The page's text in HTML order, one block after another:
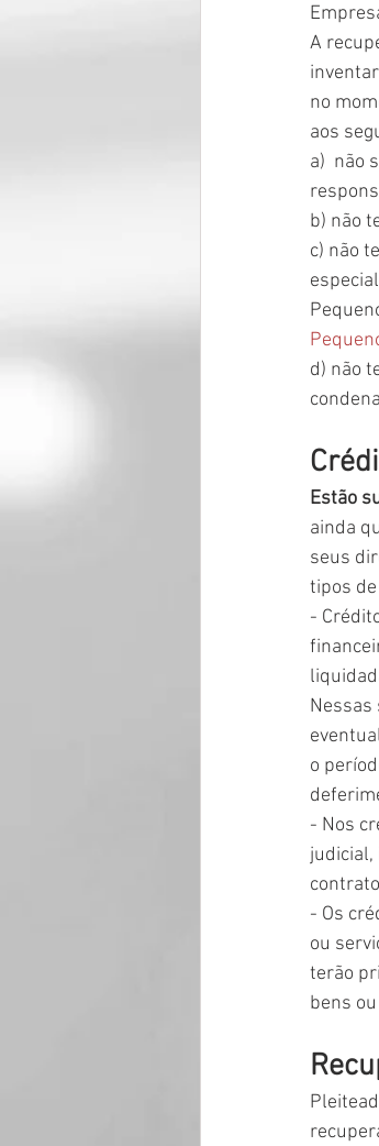
A
no
aos
a)  não
b) não
c) não
d) não
Estão
ainda
seus
tipos
-
Nessas
o
- Nos
judicial,
- Os
ou
terão
bens